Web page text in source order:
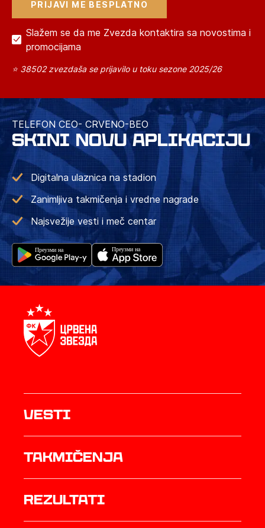
Slažem se da me Zvezda kontaktira sa novostima i
promocijama
⭐ 38502 zvezdaša se prijavilo u toku sezone 2025/26
TELEFON CEO- CRVENO-BEO
SKINI NOVU APLIKACIJU
Digitalna ulaznica na stadion
Zanimljiva takmičenja i vredne nagrade
Najsvežije vesti i meč centar
Vesti
Takmičenja
rezultati